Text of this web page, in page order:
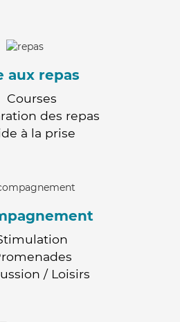
aux repas
Courses
des repas
à la prise
/ Loisirs